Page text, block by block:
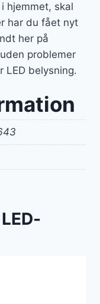
hjemmet, skal
har du fået nyt
her på
problemer
LED belysning.